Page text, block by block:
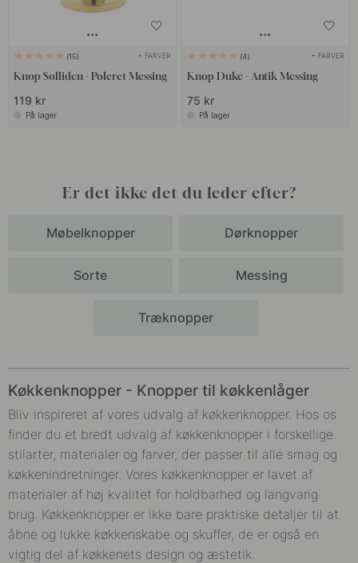
15 + FARVER
Knop Solliden - Poleret Messing
119 kr
På lager
4 + FARVER
Knop Duke - Antik Messing
75 kr
På lager
Er det ikke det du leder efter?
Møbelknopper Dørknopper
Sorte Messing
Træknopper
Køkkenknopper - Knopper til køkkenlåger
Bliv inspireret af vores udvalg af køkkenknopper. Hos os
finder du et bredt udvalg af køkkenknopper i forskellige
stilarter, materialer og farver, der passer til alle smag og
køkkenindretninger. Vores køkkenknopper er lavet af
materialer af høj kvalitet for holdbarhed og langvarig
brug. Køkkenknopper er ikke bare praktiske detaljer til at
åbne og lukke køkkenskabe og skuffer, de er også en
vigtig del af køkkenets design og æstetik.